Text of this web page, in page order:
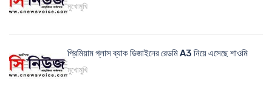
মুখোমুখি
প্রিমিয়াম গ্লাস ব্যাক ডিজাইনের রেডমি A3 নিয়ে এসেছে শাওমি
মুখোমুখি